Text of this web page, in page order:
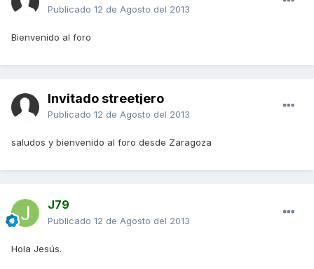
Publicado 12 de Agosto del 2013
Bienvenido al foro
Invitado streetjero
Publicado 12 de Agosto del 2013
saludos y bienvenido al foro desde Zaragoza
J79
Publicado 12 de Agosto del 2013
Hola Jesús.